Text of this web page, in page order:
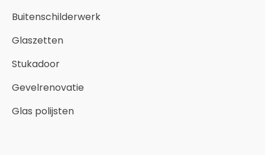
Buitenschilderwerk
Glaszetten
Stukadoor
Gevelrenovatie
Glas polijsten